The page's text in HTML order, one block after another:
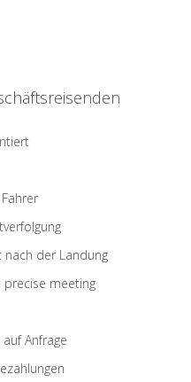
nach der Landung
precise meeting
Anfrage